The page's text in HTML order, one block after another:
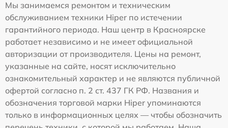
Мы занимаемся ремонтом и техническим
обслуживанием техники Hiper по истечении
гарантийного периода. Наш центр в Красноярске
работает независимо и не имеет официальной
авторизации от производителя. Цены на ремонт,
указанные на сайте, носят исключительно
ознакомительный характер и не являются публичной
офертой согласно п. 2 ст. 437 ГК РФ. Названия и
обозначения торговой марки Hiper упоминаются
только в информационных целях — чтобы обозначить